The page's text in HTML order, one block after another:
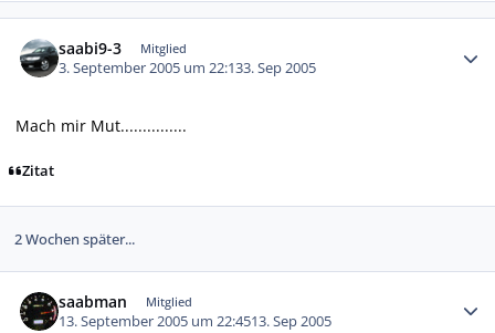
saabi9-3 Mitglied
3. September 2005 um 22:133. Sep 2005
Mach mir Mut...............
Zitat
2 Wochen später...
saabman Mitglied
13. September 2005 um 22:4513. Sep 2005